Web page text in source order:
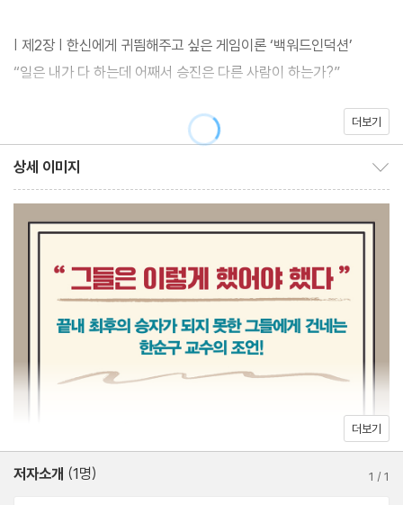
| 제2장 | 한신에게 귀띔해주고 싶은 게임이론 ‘백워드인덕션’
“일은 내가 다 하는데 어째서 승진은 다른 사람이 하는가?”
| 제3장 | 로마가 ‘코어’와 ‘섀플리 밸류’ 개념을 알았더라면
| 제4장 | 당 태종 이세민과 ‘홀드업’ 문제
“후계자 결정의 모법 답안은 과연 무엇일까?”
| 제5장 | ‘팀에서의 도덕적 해이’ 이론을 통해 본 삼국통일의 비결
“강자가 약자에게 패배하는 까닭은?”
| 제6장 | 가마쿠라 막부의 실수와 ‘레퓨테이션 게임’ 전략
“작은 실수 하나가 어떻게 거대한 몰락을 가져오는가?”
| 제7장 | 담합과 배신의 게임이론
“믿었던 측근에게 배신당하는 이유는?”
더보기
상세 이미지
더보기
저자소개 (1명) 1 /1